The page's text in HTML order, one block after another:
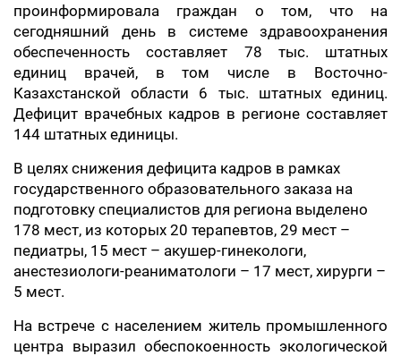
проинформировала граждан о том, что на
сегодняшний день в системе здравоохранения
обеспеченность составляет 78 тыс. штатных
единиц врачей, в том числе в Восточно-
Казахстанской области 6 тыс. штатных единиц.
Дефицит врачебных кадров в регионе составляет
144 штатных единицы.
В целях снижения дефицита кадров в рамках
государственного образовательного заказа на
подготовку специалистов для региона выделено
178 мест, из которых 20 терапевтов, 29 мест –
педиатры, 15 мест – акушер-гинекологи,
анестезиологи-реаниматологи – 17 мест, хирурги –
5 мест.
На встрече с населением житель промышленного
центра выразил обеспокоенность экологической